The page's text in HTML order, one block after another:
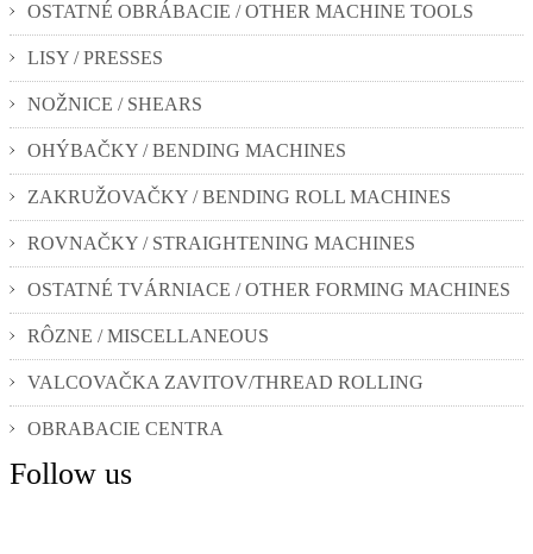
OSTATNÉ OBRÁBACIE / OTHER MACHINE TOOLS
LISY / PRESSES
NOŽNICE / SHEARS
OHÝBAČKY / BENDING MACHINES
ZAKRUŽOVAČKY / BENDING ROLL MACHINES
ROVNAČKY / STRAIGHTENING MACHINES
OSTATNÉ TVÁRNIACE / OTHER FORMING MACHINES
RÔZNE / MISCELLANEOUS
VALCOVAČKA ZAVITOV/THREAD ROLLING
OBRABACIE CENTRA
Follow us